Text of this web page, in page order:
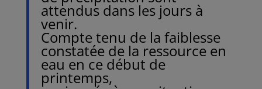
attendus dans les jours à
venir.
Compte tenu de la faiblesse
constatée de la ressource en
eau en ce début de
printemps,